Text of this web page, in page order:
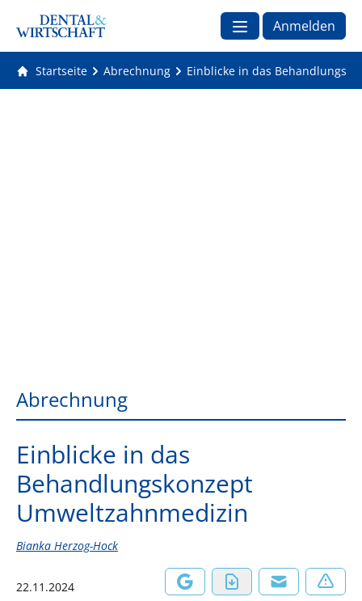
Anmelden
Startseite Abrechnung Einblicke in das
Abrechnung
Einblicke in das
Behandlungskonzept
Umweltzahnmedizin
Bianka Herzog-Hock
22.11.2024